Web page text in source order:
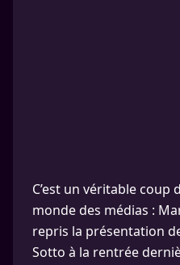
C’est un véritable
monde des médias :
repris la présentation
Sotto à la rentrée